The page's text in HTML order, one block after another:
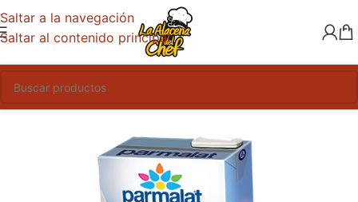
Saltar a la navegación
Saltar al contenido principal